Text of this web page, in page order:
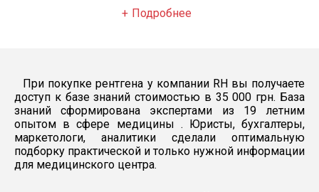
Подробнее
При покупке рентгена у компании RH вы получаете
доступ к базе знаний стоимостью в 35 000 грн. База
знаний сформирована экспертами из 19 летним
опытом в сфере медицины . Юристы, бухгалтеры,
маркетологи, аналитики сделали оптимальную
подборку практической и только нужной информации
для медицинского центра.